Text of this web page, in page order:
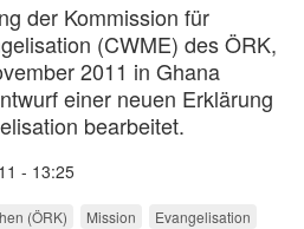
der Kommission für
(CWME) des ÖRK,
2011 in Ghana
einer neuen Erklärung
bearbeitet.
- 13:25
(ÖRK) Mission Evangelisation